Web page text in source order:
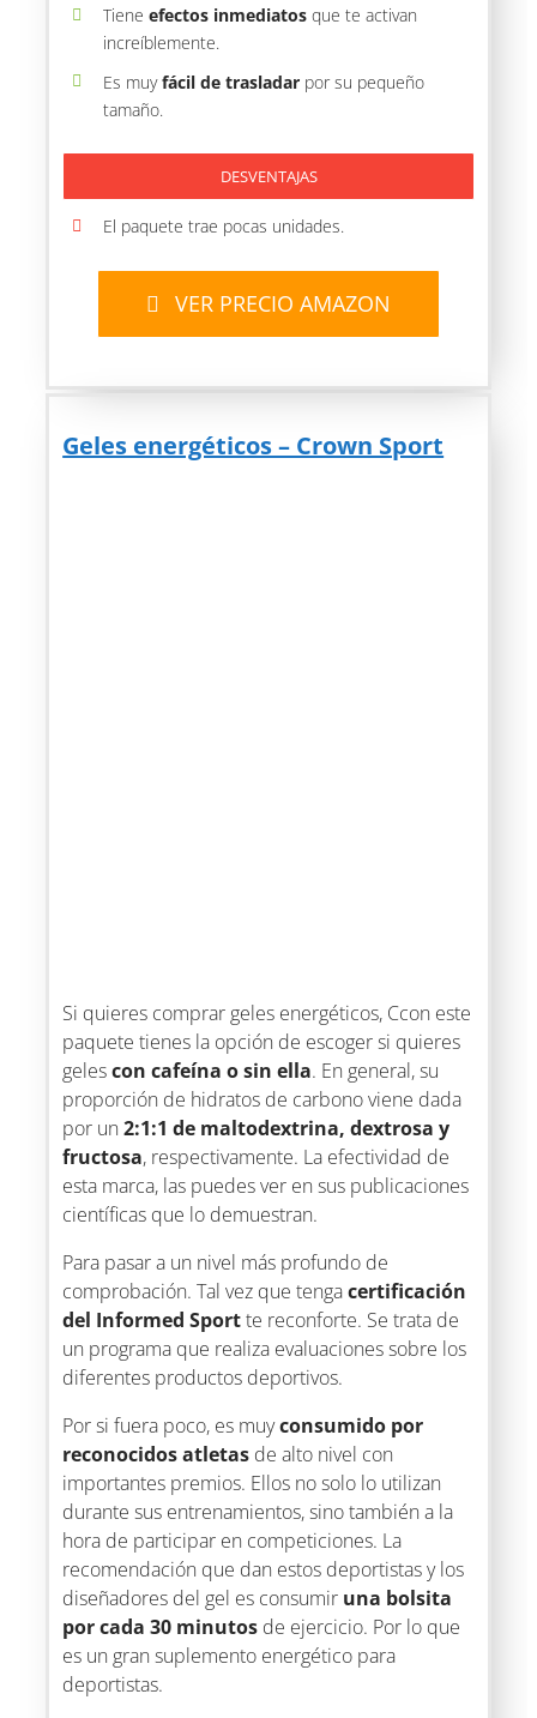
Tiene efectos inmediatosque te activan
increíblemente.
Es muyfácil de trasladarpor su pequeño
tamaño.
DESVENTAJAS
El paquete trae pocas unidades.
VER PRECIO AMAZON
Geles energéticos – Crown Sport
Si quieres comprar geles energéticos, Ccon este
paquete tienes la opción de escoger si quieres
gelescon cafeína o sin ella. En general, su
proporción de hidratos de carbono viene dada
por un2:1:1 de maltodextrina, dextrosa y
fructosa, respectivamente. La efectividad de
esta marca, las puedes ver en sus publicaciones
científicas que lo demuestran.
Para pasar a un nivel más profundo de
comprobación. Tal vez que tengacertificación
del Informed Sportte reconforte. Se trata de
un programa que realiza evaluaciones sobre los
diferentes productos deportivos.
Por si fuera poco, es muyconsumido por
reconocidos atletas de alto nivel con
importantes premios. Ellos no solo lo utilizan
durante sus entrenamientos, sino también a la
hora de participar en competiciones. La
recomendación que dan estos deportistas y los
diseñadores del gel es consumir una bolsita
por cada 30 minutos de ejercicio. Por lo que
es un gran suplemento energético para
deportistas.